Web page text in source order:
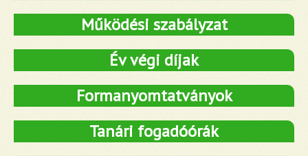
Működési szabályzat
Év végi díjak
Formanyomtatványok
Tanári fogadóórák